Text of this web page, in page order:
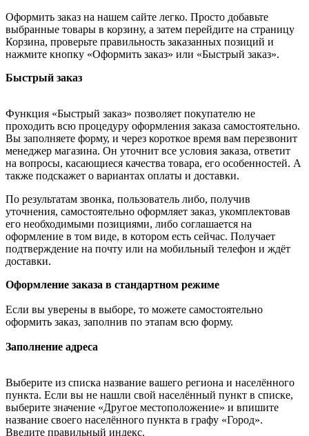
Оформить заказ на нашем сайте легко. Просто добавьте
выбранные товары в корзину, а затем перейдите на страницу
Корзина, проверьте правильность заказанных позиций и
нажмите кнопку «Оформить заказ» или «Быстрый заказ».
Быстрый заказ
Функция «Быстрый заказ» позволяет покупателю не
проходить всю процедуру оформления заказа самостоятельно.
Вы заполняете форму, и через короткое время вам перезвонит
менеджер магазина. Он уточнит все условия заказа, ответит
на вопросы, касающиеся качества товара, его особенностей. А
также подскажет о вариантах оплаты и доставки.
По результатам звонка, пользователь либо, получив
уточнения, самостоятельно оформляет заказ, укомплектовав
его необходимыми позициями, либо соглашается на
оформление в том виде, в котором есть сейчас. Получает
подтверждение на почту или на мобильный телефон и ждёт
доставки.
Оформление заказа в стандартном режиме
Если вы уверены в выборе, то можете самостоятельно
оформить заказ, заполнив по этапам всю форму.
Заполнение адреса
Выберите из списка название вашего региона и населённого
пункта. Если вы не нашли свой населённый пункт в списке,
выберите значение «Другое местоположение» и впишите
название своего населённого пункта в графу «Город».
Введите правильный индекс.